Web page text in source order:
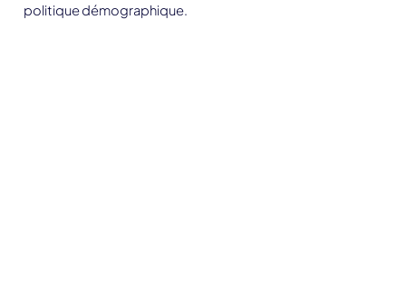
politique démographique.